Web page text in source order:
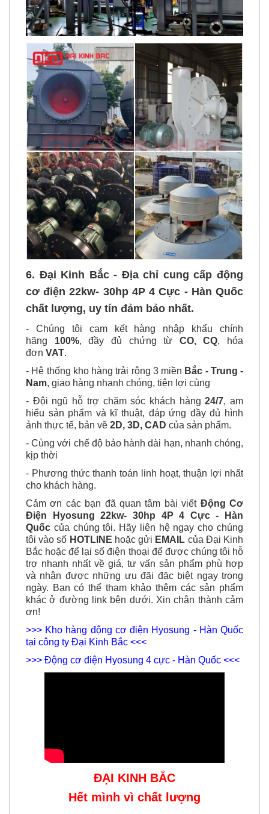
6. Đại Kinh Bắc - Địa chỉ cung cấp động
cơ điện 22kw- 30hp 4P 4 Cực - Hàn Quốc
chất lượng, uy tín đảm bảo nhất.
- Chúng tôi cam kết hàng nhập khẩu chính
hãng 100%, đầy đủ chứng từ CO, CQ, hóa
đơn VAT.
- Hệ thống kho hàng trải rộng 3 miền Bắc - Trung -
Nam, giao hàng nhanh chóng, tiện lợi cùng
- Đội ngũ hỗ trợ chăm sóc khách hàng24/7, am
hiểu sản phẩm và kĩ thuật, đáp ứng đầy đủ hình
ảnh thực tế, bản vẽ 2D, 3D, CAD của sản phẩm.
- Cùng với chế độ bảo hành dài hạn, nhanh chóng,
kịp thời
- Phương thức thanh toán linh hoạt, thuận lợi nhất
cho khách hàng.
Cảm ơn các bạn đã quan tâm bài viết Động Cơ
Điện Hyosung 22kw- 30hp 4P 4 Cực - Hàn
Quốc của chúng tôi. Hãy liên hệ ngay cho chúng
tôi vào số HOTLINE hoặc gửi EMAIL của Đại Kinh
Bắc hoặc để lại số điện thoại để được chúng tôi hỗ
trợ nhanh nhất về giá, tư vấn sản phẩm phù hợp
và nhận được những ưu đãi đặc biệt ngay trong
ngày. Bạn có thể tham khảo thêm các sản phẩm
khác ở đường link bên dưới. Xin chân thành cảm
ơn!
>>> Kho hàng động cơ điện Hyosung - Hàn Quốc
tại công ty Đại Kinh Bắc <<<
>>> Động cơ điện Hyosung 4 cực - Hàn Quốc <<<
ĐẠI KINH BẮC
Hết mình vì chất lượng